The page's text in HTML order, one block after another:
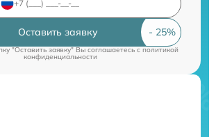
Оставить заявку
"Оставить заявку" Вы соглашаетесь cполитикой
конфиденциальности